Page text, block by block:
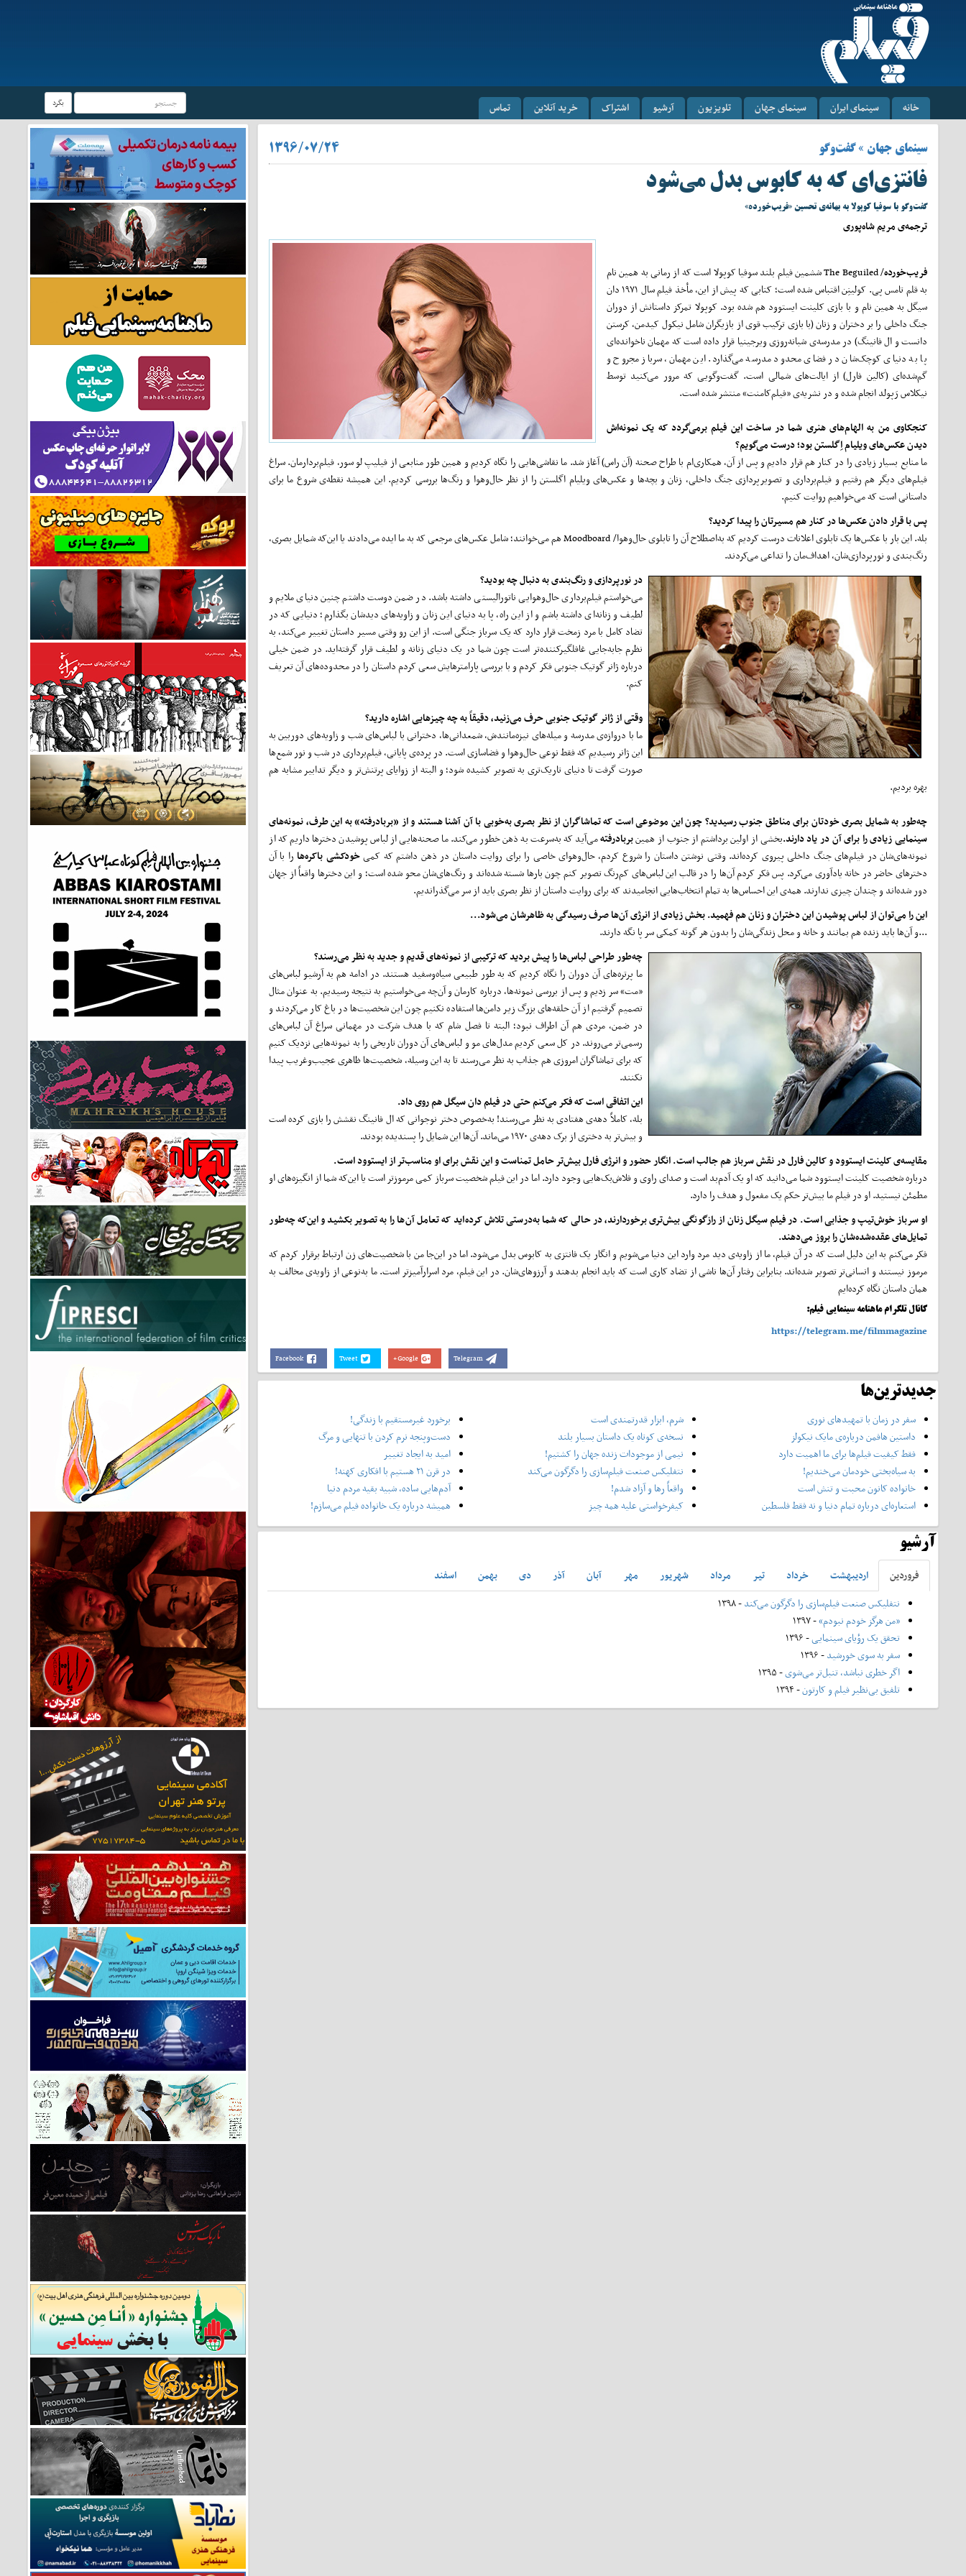
خانه سینمای ایران سینمای جهان تلویزیون آرشیو اشتراک خرید آنلاین تماس بگرد
سینمای جهان » گفت‌وگو ۱۳۹۶/۰۷/۲۴
فانتزی‌ای که به کابوس بدل می‌شود
گفت‌وگو با سوفیا کوپولا به بهانه‌ی تحسین «فریب‌خورده»
ترجمه‌ی مریم شاه‌پوری
فریب‌خورده
/ The Beguiled ششمین فیلم بلند سوفیا کوپولا است که از رمانی به همین نام
به قلم تامس پی. کولینِن اقتباس شده است؛ کتابی که پیش از این، مأخذ فیلم سال ۱۹۷۱ دان
سیگل به همین نام و با بازی کلینت ایستوود هم شده بود. کوپولا تمرکز داستانش از دوران
جنگ داخلی را بر دختران و زنان (با بازی ترکیب قوی از بازیگران شامل نیکول کیدمن، کرستن
دانست و ال فانینگ) در مدرسه‌ی شبانه‌روزی ویرجینیا قرار داده است که مهمان ناخوانده‌ای
پا به دنیای کوچک‌شان در فضای محدود مدرسه می‌گذارد. این مهمان، سرباز مجروح و
گم‌شده‌ای (کالین فارل) از ایالت‌های شمالی است. گفت‌وگویی که مرور می‌کنید توسط
نیکلاس رَپولد انجام شده و در نشریه‌ی «فیلم‌کامنت» منتشر شده است.
کنجکاوی من به الهام‌های هنری شما در ساخت این فیلم برمی‌گردد که یک نمونه‌اش
دیدن عکس‌های ویلیام اِگلستن بود؛ درست می‌گویم؟
ما منابع بسیار زیادی را در کنار هم قرار دادیم و پس از آن، همکاری‌ام با طراح صحنه (آن راس) آغاز شد. ما نقاشی‌هایی را نگاه کردیم و همین طور منابعی از فیلیپ لو سور، فیلم‌بردارمان. سراغ
فیلم‌های دیگر هم رفتیم و فیلم‌برداری و تصویرپردازی جنگ داخلی، زنان و بچه‌ها و عکس‌های ویلیام اگلستن را از نظر حال‌وهوا و رنگ‌ها بررسی کردیم. این همیشه نقطه‌ی شروع ما برای
داستانی است که می‌خواهیم روایت کنیم.
پس با قرار دادن عکس‌ها در کنار هم مسیرتان را پیدا کردید؟
بله. این بار با عکس‌ها یک تابلوی اعلانات درست کردیم که به‌اصطلاح آن را تابلوی حال‌وهوا/ Moodboard هم می‌خوانند؛ شامل عکس‌های مرجعی که به ما ایده می‌دادند یا این‌که شمایل بصری،
رنگ‌بندی و نورپردازی‌شان، اهداف‌مان را تداعی می‌کردند.
در نورپردازی و رنگ‌بندی به دنبال چه بودید؟
می‌خواستم فیلم‌برداری حال‌وهوایی ناتورالیستی داشته باشد. در ضمن دوست داشتم چنین دنیای ملایم و
لطیف و زنانه‌ای داشته باشم و از این راه، پا به دنیای این زنان و زاویه‌های دیدشان بگذارم؛ دنیایی که در
تضاد کامل با مرد زمخت قرار دارد که یک سرباز جنگی است. از این رو وقتی مسیر داستان تغییر می‌کند، به
نظرم جابه‌جایی غافلگیرکننده‌تر است چون شما در یک دنیای زنانه و لطیف قرار گرفته‌اید. در ضمن خیلی
درباره ژانر گوتیک جنوبی فکر کردم و با بررسی پارامترهایش سعی کردم داستان را در محدوده‌های آن تعریف
کنم.
وقتی از ژانر گوتیک جنوبی حرف می‌زنید، دقیقاً به چه چیزهایی اشاره دارید؟
ما با دروازه‌ی مدرسه و میله‌های نیزه‌مانندش، شمعدانی‌ها، دخترانی با لباس‌های شب و زاویه‌های دوربین به
این ژانر رسیدیم که فقط نوعی حال‌وهوا و فضاسازی است. در پرده‌ی پایانی، فیلم‌برداری در شب و نور شمع‌ها
صورت گرفت تا دنیای تاریک‌تری به تصویر کشیده شود؛ و البته از زوایای پرتنش‌تر و دیگر تدابیر مشابه هم
بهره بردیم.
چه‌طور به شمایل بصری خودتان برای مناطق جنوب رسیدید؟ چون این موضوعی است که تماشاگران از نظر بصری به‌خوبی با آن آشنا هستند و از «بربادرفته» به این طرف، نمونه‌های
سینمایی زیادی را برای آن در یاد دارند.بخشی از اولین برداشتم از جنوب از همینبربادرفتهمی‌آید که به‌سرعت به ذهن خطور می‌کند. ما صحنه‌هایی از لباس پوشیدن دخترها داریم که از
نمونه‌های‌شان در فیلم‌های جنگ داخلی پیروی کرده‌اند. وقتی نوشتن داستان را شروع کردم، حال‌وهوای خاصی را برای روایت داستان در ذهن داشتم که کمیخودکشی باکره‌هارا با آن
دخترهای حاضر در خانه یادآوری می‌کرد. پس فکر کردم آن‌ها را در قالب این لباس‌های کم‌رنگ تصویر کنم چون بارها شسته شده‌اند و رنگ‌های‌شان محو شده است؛ و این دخترها واقعاً از جهان
دور شده‌اند و چندان چیزی ندارند. همه‌ی این احساس‌ها به تمام انتخاب‌هایی انجامیدند که برای روایت داستان از نظر بصری باید از سر می‌گذراندیم.
این را می‌توان از لباس پوشیدن این دختران و زنان هم فهمید. بخش زیادی از انرژی آن‌ها صرف رسیدگی به ظاهرشان می‌شود...
...و آن‌ها باید زنده هم بمانند و خانه و محل زندگی‌شان را بدون هر گونه کمکی سر پا نگه دارند.
چه‌طور طراحی لباس‌ها را پیش بردید که ترکیبی از نمونه‌های قدیم و جدید به نظر می‌رسند؟
ما پرتره‌های آن دوران را نگاه کردیم که به طور طبیعی سیاه‌وسفید هستند. در ادامه هم به آرشیو لباس‌های
«مت» سر زدیم و پس از بررسی نمونه‌ها، درباره کارمان و آن‌چه می‌خواستیم به نتیجه رسیدیم. به عنوان مثال
تصمیم گرفتیم از آن حلقه‌های بزرگ زیر دامن‌ها استفاده نکنیم چون این شخصیت‌ها در باغ کار می‌کردند و
در ضمن، مردی هم آن اطراف نبود؛ البته تا فصل شام که با هدف شرکت در مهمانی سراغ آن لباس‌های
رسمی‌تر می‌روند. در کل سعی کردیم مدل‌های مو و لباس‌های آن دوران تاریخی را به نمونه‌هایی نزدیک کنیم
که برای تماشاگران امروزی هم جذاب به نظر می‌رسند تا به این وسیله، شخصیت‌ها ظاهری عجیب‌وغریب پیدا
نکنند.
این اتفاقی است که فکر می‌کنم حتی در فیلم دان سیگل هم روی داد.
بله، کاملاً دهه‌ی هفتادی به نظر می‌رسند! به‌خصوص دختر نوجوانی که ال فانینگ نقشش را بازی کرده است
و بیش‌تر به دختری از برک دهه‌ی ۱۹۷۰ می‌ماند. آن‌ها این شمایل را پسندیده بودند.
مقایسه‌ی کلینت ایستوود و کالین فارل در نقش سرباز هم جالب است. انگار حضور و انرژی فارل بیش‌تر حامل تمناست و این نقش برای او مناسب‌تر از ایستوود است.
درباره شخصیت کلینت ایستوود شما می‌دانید که او یک آدم‌بد است و صدای راوی و فلاش‌بک‌هایی وجود دارد. اما در این فیلم شخصیت سرباز کمی مرموزتر است یا این‌که شما از انگیزه‌های او
مطمئن نیستید. او در فیلم ما بیش‌تر حکم یک مفعول و هدف را دارد.
او سرباز خوش‌تیپ و جذابی است. در فیلم سیگل زنان از رازگونگی بیش‌تری برخوردارند، در حالی که شما به‌درستی تلاش کرده‌اید که تعامل آن‌ها را به تصویر بکشید و این‌که چه‌طور
تمایل‌های عقده‌شده‌شان را بروز می‌دهند.
فکر می‌کنم به این دلیل است که در آن فیلم، ما از زاویه‌ی دید مرد وارد این دنیا می‌شویم و انگار یک فانتزی به کابوس بدل می‌شود. اما در این‌جا من با شخصیت‌های زن ارتباط برقرار کردم که
مرموز نیستند و انسانی‌تر تصویر شده‌اند. بنابراین رفتار آن‌ها ناشی از تضاد کاری است که باید انجام بدهند و آرزوهای‌شان. در این فیلم، مرد اسرارآمیزتر است. ما به‌نوعی از زاویه‌ی مخالف به
همان داستان نگاه کرده‌ایم
کانال تلگرام ماهنامه سینمایی فیلم:
https://telegram.me/filmmagazine
Facebook Tweet Google+ Telegram
جدیدترین‌ها
سفر در زمان با تمهیدهای نوری
داستین هافمن درباره‌ی مایک نیکولز
فقط کیفیت فیلم‌ها برای ما اهمیت دارد
به سیاه‌بختی خودمان می‌خندیم!
خانواده کانون محبت و تنش است
استعاره‌ای درباره تمام دنیا و نه فقط فلسطین
شرم، ابزار قدرتمندی است
نسخه‌ی کوتاه یک داستان بسیار بلند
نیمی از موجودات زنده جهان را کشتیم!
نتفلیکس صنعت فیلم‌سازی را دگرگون می‌کند
واقعاً رها و آزاد شدم!
کیفرخواستی علیه همه چیز
برخورد غیرمستقیم با زندگی!
دست‌وپنجه نرم کردن با تنهایی و مرگ
امید به ایجاد تغییر
در قرن ۲۱ هستیم با افکاری کهنه!
آدم‌هایی ساده، شبیه بقیه مردم دنیا
همیشه درباره یک خانواده فیلم می‌سازم!
آرشیو
فروردين ارديبهشت خرداد تير مرداد شهريور مهر آبان آذر دی بهمن
اسفند
نتفلیکس صنعت فیلم‌سازی را دگرگون می‌کند- ۱۳۹۸
«من هرگز خودم نبودم»- ۱۳۹۷
تحقق یک رؤیای سینمایی- ۱۳۹۶
سفر به سوی خورشید- ۱۳۹۶
اگر خطری نباشد، تنبل‌تر می‌شوی- ۱۳۹۵
تلفیق بی‌نظیر فیلم و کارتون- ۱۳۹۴